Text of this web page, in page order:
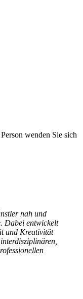
wenden Sie sich
nah und
Dabei entwickelt
und Kreativität